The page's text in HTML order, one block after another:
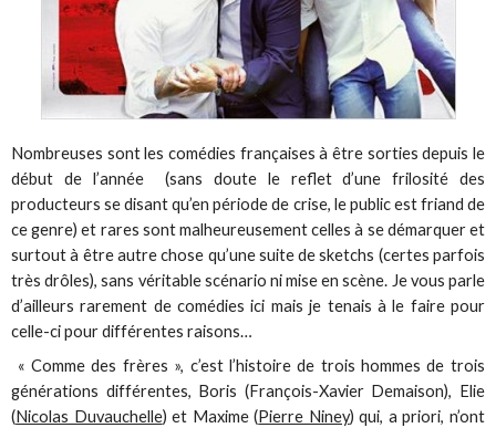
Nombreuses sont les comédies françaises à être sorties depuis le
début de l’année (sans doute le reflet d’une frilosité des
producteurs se disant qu’en période de crise, le public est friand de
ce genre) et rares sont malheureusement celles à se démarquer et
surtout à être autre chose qu’une suite de sketchs (certes parfois
très drôles), sans véritable scénario ni mise en scène. Je vous parle
d’ailleurs rarement de comédies ici mais je tenais à le faire pour
celle-ci pour différentes raisons…
« Comme des frères », c’est l’histoire de trois hommes de trois
générations différentes, Boris (François-Xavier Demaison), Elie
(Nicolas Duvauchelle) et Maxime (Pierre Niney) qui, a priori, n’ont